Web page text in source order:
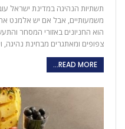
תשתיות הנהיגה במדינת ישראל
משמעותיים, אבל אם יש אלמנט
הוא החניונים באזורי המסחר
צפופים ומאתגרים מבחינת נהיגה,
READ MORE...